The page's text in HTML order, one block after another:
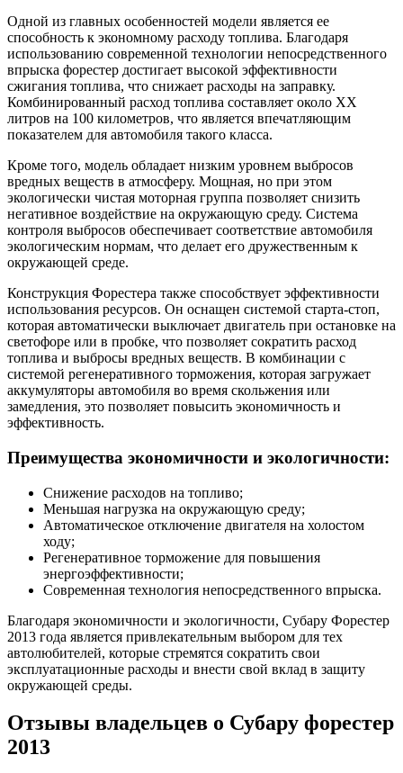
Одной из главных особенностей модели является ее
способность к экономному расходу топлива. Благодаря
использованию современной технологии непосредственного
впрыска форестер достигает высокой эффективности
сжигания топлива, что снижает расходы на заправку.
Комбинированный расход топлива составляет около XX
литров на 100 километров, что является впечатляющим
показателем для автомобиля такого класса.
Кроме того, модель обладает низким уровнем выбросов
вредных веществ в атмосферу. Мощная, но при этом
экологически чистая моторная группа позволяет снизить
негативное воздействие на окружающую среду. Система
контроля выбросов обеспечивает соответствие автомобиля
экологическим нормам, что делает его дружественным к
окружающей среде.
Конструкция Форестера также способствует эффективности
использования ресурсов. Он оснащен системой старта-стоп,
которая автоматически выключает двигатель при остановке на
светофоре или в пробке, что позволяет сократить расход
топлива и выбросы вредных веществ. В комбинации с
системой регенеративного торможения, которая загружает
аккумуляторы автомобиля во время скольжения или
замедления, это позволяет повысить экономичность и
эффективность.
Преимущества экономичности и экологичности:
Снижение расходов на топливо;
Меньшая нагрузка на окружающую среду;
Автоматическое отключение двигателя на холостом
ходу;
Регенеративное торможение для повышения
энергоэффективности;
Современная технология непосредственного впрыска.
Благодаря экономичности и экологичности, Субару Форестер
2013 года является привлекательным выбором для тех
автолюбителей, которые стремятся сократить свои
эксплуатационные расходы и внести свой вклад в защиту
окружающей среды.
Отзывы владельцев о Субару форестер
2013